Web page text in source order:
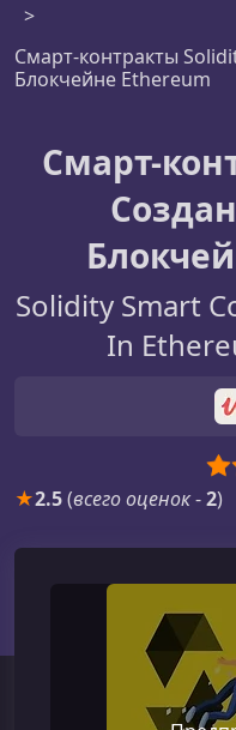
Смарт-контракты
Блокчейне Ethereum
Смарт-
Solidity Smart
In
★2.5(всего оценок-2)